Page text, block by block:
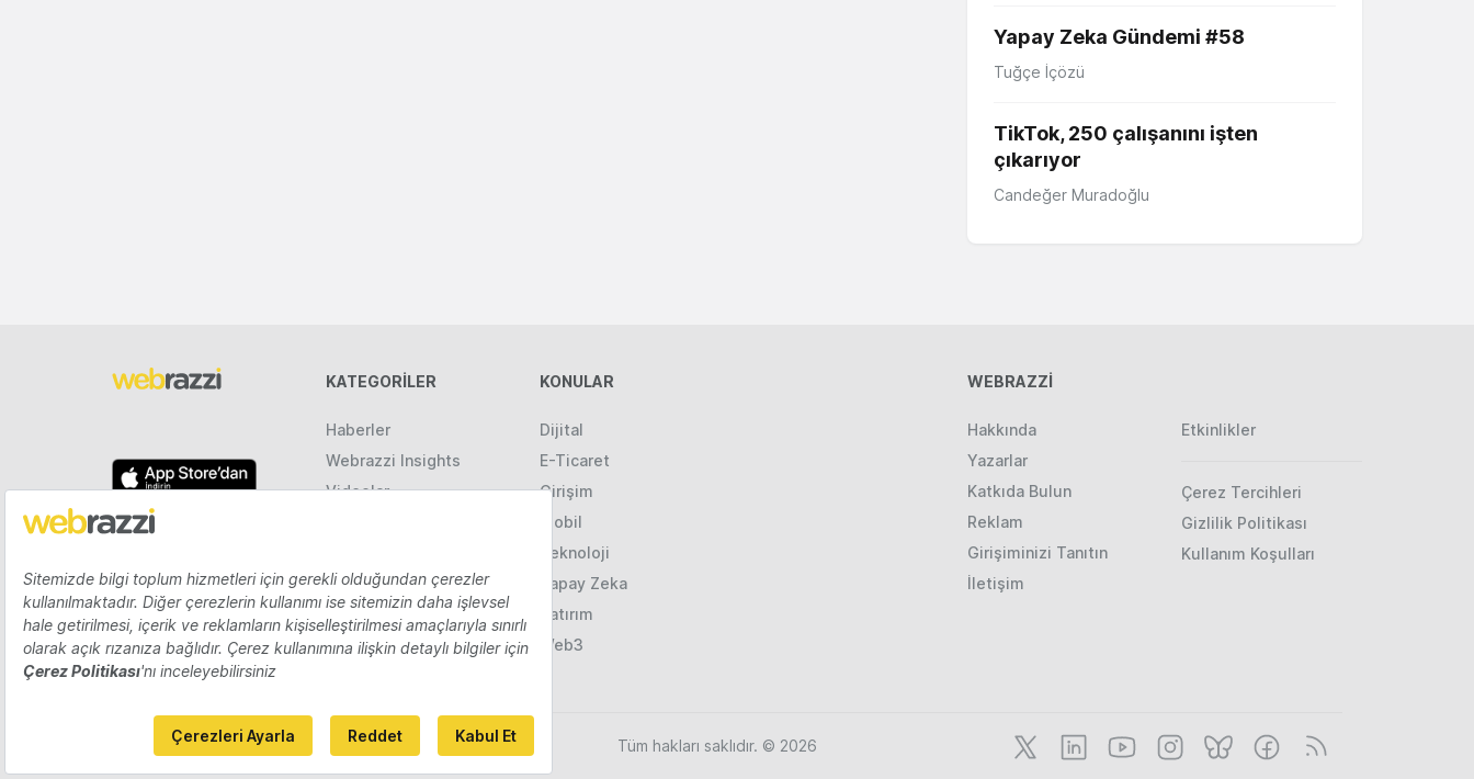
Yapay Zeka Gündemi #58
Tuğçe İçözü
TikTok, 250 çalışanını işten
çıkarıyor
Candeğer Muradoğlu
KATEGORILER
Haberler
Webrazzi Insights
Videolar
KONULAR
Dijital
E-Ticaret
Girişim
Mobil
Teknoloji
Yapay Zeka
Yatırım
Web3
WEBRAZZİ
Hakkında
Yazarlar
Katkıda Bulun
Reklam
Girişiminizi Tanıtın
İletişim
Etkinlikler
Çerez Tercihleri
Gizlilik Politikası
Kullanım Koşulları
Tüm hakları saklıdır. © 2026